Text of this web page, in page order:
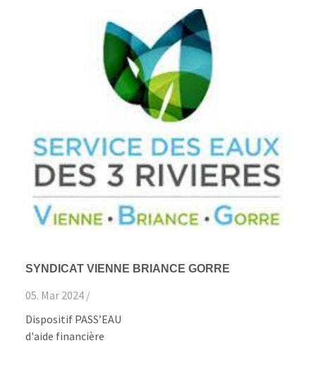
SYNDICAT VIENNE BRIANCE GORRE
05. Mar 2024 /
Dispositif PASS’EAU
d'aide financière